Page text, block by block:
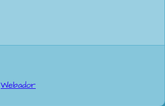
Webador